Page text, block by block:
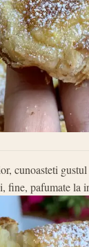
cunoasteti
fine, pafumate la